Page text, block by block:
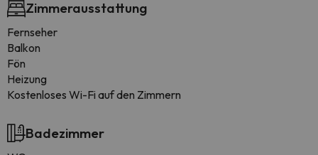
Zimmerausstattung
Fernseher
Balkon
Fön
Heizung
Kostenloses Wi-Fi auf den Zimmern
Badezimmer